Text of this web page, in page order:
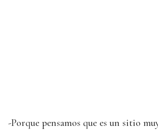
-Porque pensamos que es un sitio